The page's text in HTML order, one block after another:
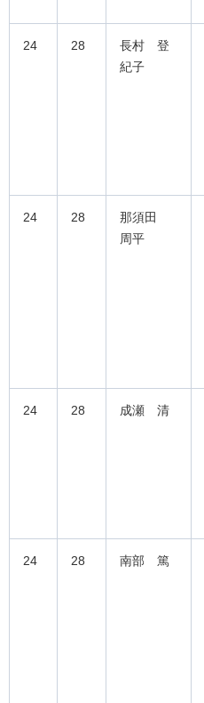
24 28
長村 登
紀子
24 28
那須田
周平
24 28 成瀬 清
24 28 南部 篤